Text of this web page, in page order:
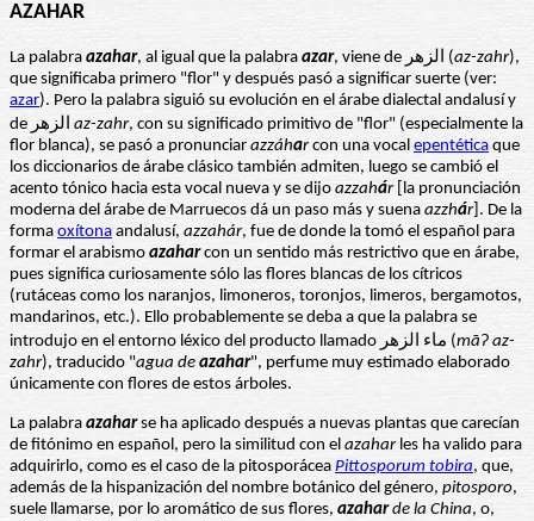
AZAHAR
La palabra azahar, al igual que la palabra azar , viene de الزهر (az-zahr),
que significaba primero "flor" y después pasó a significar suerte (ver:
azar). Pero la palabra siguió su evolución en el árabe dialectal andalusí y
az-zahr, con su significado primitivo de "flor" (especialmente la
flor blanca), se pasó a pronunciar azzáharcon una vocal epentética que
los diccionarios de árabe clásico también admiten, luego se cambió el
acento tónico hacia esta vocal nueva y se dijo azzahár[la pronunciación
moderna del árabe de Marruecos dá un paso más y suena azzhár]. De la
forma oxítona andalusí, azzahár, fue de donde la tomó el español para
formar el arabismo azaharcon un sentido más restrictivo que en árabe,
pues significa curiosamente sólo las flores blancas de los cítricos
(rutáceas como los naranjos, limoneros, toronjos, limeros, bergamotos,
mandarinos, etc.). Ello probablemente se deba a que la palabra se
introdujo en el entorno léxico del producto llamado ماء الزهر (māʔ az-
zahr), traducido "agua de azahar", perfume muy estimado elaborado
únicamente con flores de estos árboles.
La palabra azaharse ha aplicado después a nuevas plantas que carecían
de fitónimo en español, pero la similitud con el azaharles ha valido para
adquirirlo, como es el caso de la pitosporácea Pittosporum tobira, que,
además de la hispanización del nombre botánico del género, pitosporo,
suele llamarse, por lo aromático de sus flores, azaharde la China, o,